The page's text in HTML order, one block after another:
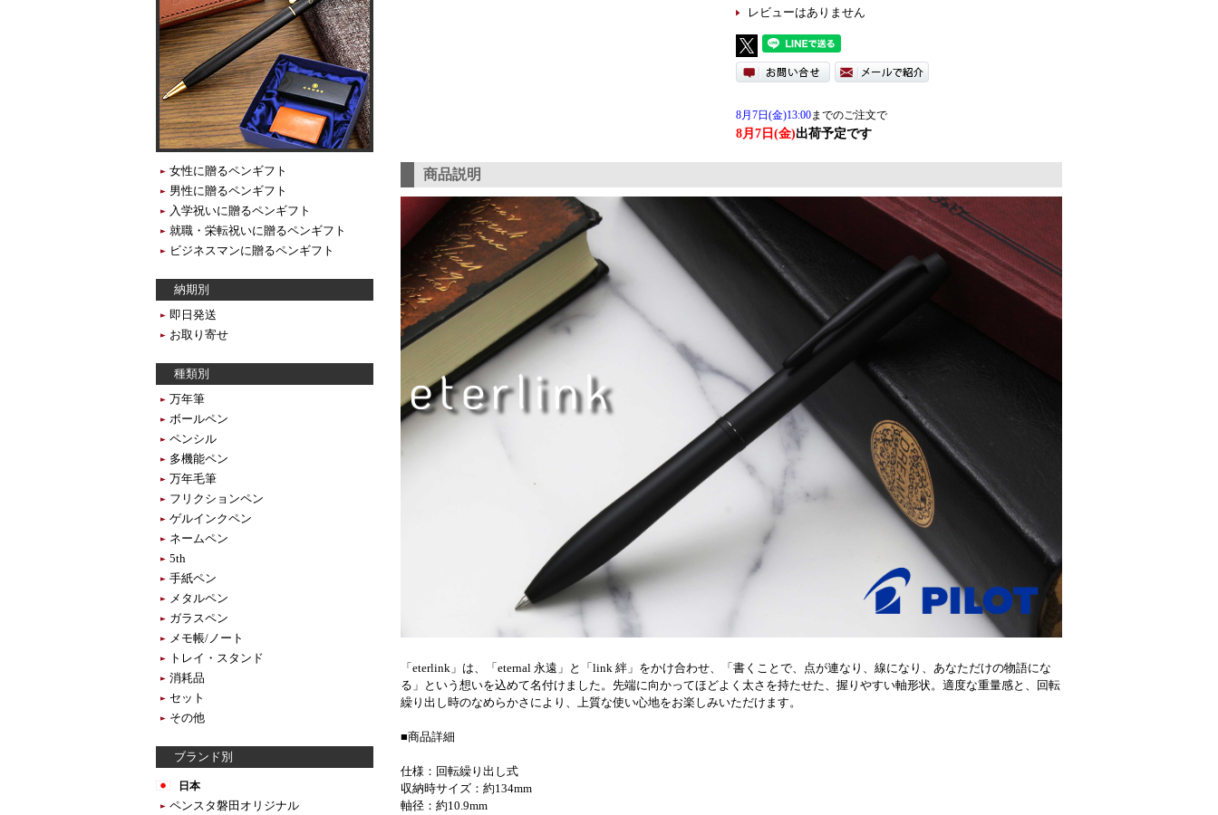
レビューはありません
8月7日(金)13:00までのご注文で
8月7日(金)出荷予定です
商品説明
「eterlink」は、「eternal 永遠」と「link 絆」をかけ合わせ、「書くことで、点が連なり、線になり、あなただけの物語にな
る」という想いを込めて名付けました。先端に向かってほどよく太さを持たせた、握りやすい軸形状。適度な重量感と、回転
繰り出し時のなめらかさにより、上質な使い心地をお楽しみいただけます。
■商品詳細
仕様：回転繰り出し式
収納時サイズ：約134mm
軸径：約10.9mm
女性に贈るペンギフト
男性に贈るペンギフト
入学祝いに贈るペンギフト
就職・栄転祝いに贈るペンギフト
ビジネスマンに贈るペンギフト
納期別
即日発送
お取り寄せ
種類別
万年筆
ボールペン
ペンシル
多機能ペン
万年毛筆
フリクションペン
ゲルインクペン
ネームペン
5th
手紙ペン
メタルペン
ガラスペン
メモ帳/ノート
トレイ・スタンド
消耗品
セット
その他
ブランド別
日本
ペンスタ磐田オリジナル